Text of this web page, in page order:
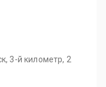
3-й километр, 2